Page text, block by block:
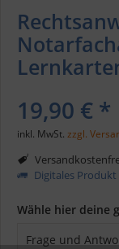
19,90 € *
inkl. MwSt. zzgl.
Digitales Produkt
Wähle hier deine